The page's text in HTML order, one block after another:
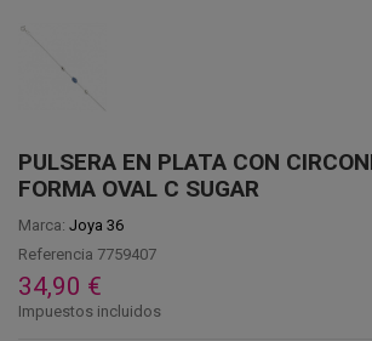
PULSERA EN PLATA CON
FORMA OVAL C SUGAR
Marca: Joya 36
Referencia 7759407
34,90 €
Impuestos incluidos